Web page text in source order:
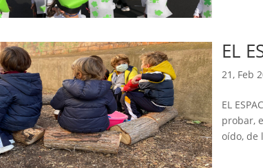
EL
21, Feb
EL
probar,
oído, de